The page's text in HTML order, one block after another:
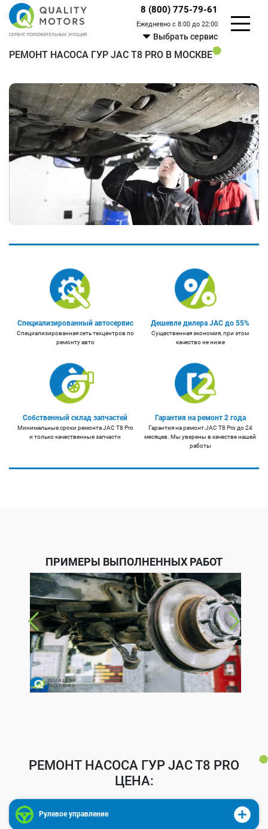
8 (800) 775-79-61
Ежедневно с 8:00 до 22:00
Выбрать сервис
РЕМОНТ НАСОСА ГУР JAC T8 PRO В МОСКВЕ
Специализированный автосервис
Специализированная сеть техцентров по
ремонту авто
Дешевле дилера JAC до 55%
Существенная экономия, при этом
качество не ниже
Собственный склад запчастей
Минимальные сроки ремонта JAC T8 Pro
и только качественные запчасти
Гарантия на ремонт 2 года
Гарантия на ремонт JAC T8 Pro до 24
месяцев. Мы уверены в качестве нашей
работы
ПРИМЕРЫ ВЫПОЛНЕННЫХ РАБОТ
РЕМОНТ НАСОСА ГУР JAC T8 PRO
ЦЕНА:
Рулевое управление